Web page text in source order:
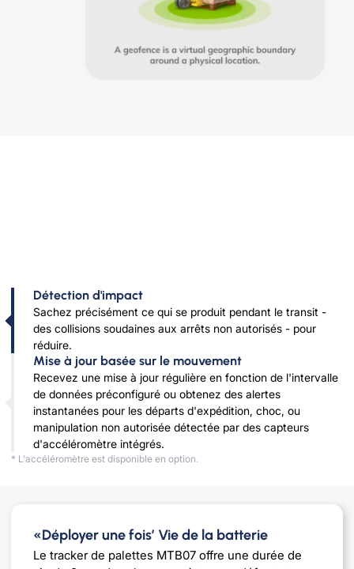
Détection d'impact
Sachez précisément ce qui se produit pendant le transit -
des collisions soudaines aux arrêts non autorisés - pour
réduire.
Mise à jour basée sur le mouvement
Recevez une mise à jour régulière en fonction de l'intervalle
de données préconfiguré ou obtenez des alertes
instantanées pour les départs d'expédition, choc, ou
manipulation non autorisée détectée par des capteurs
d'accéléromètre intégrés.
* L'accéléromètre est disponible en option.
«Déployer une fois’ Vie de la batterie
Le tracker de palettes MTB07 offre une durée de